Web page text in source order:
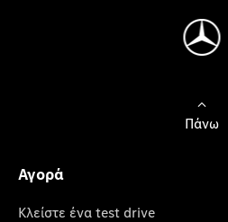
Πάνω
Αγορά
Κλείστε ένα test drive